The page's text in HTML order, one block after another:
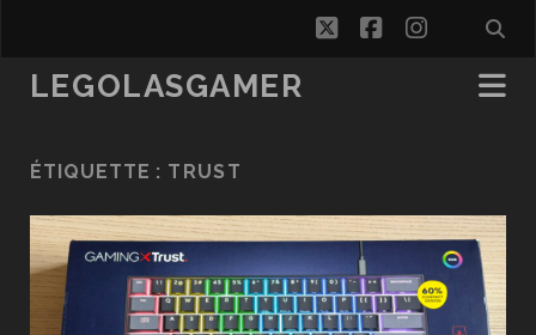
twitterfacebook
LEGOLASGAMER
ÉTIQUETTE : TRUST